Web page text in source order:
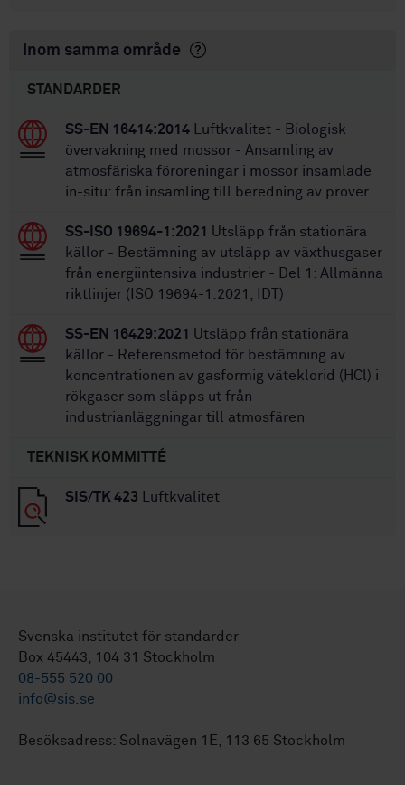
Inom samma område
STANDARDER
SS-EN 16414:2014 Luftkvalitet - Biologisk
övervakning med mossor - Ansamling av
atmosfäriska föroreningar i mossor insamlade
in-situ: från insamling till beredning av prover
SS-ISO 19694-1:2021
Utsläpp från stationära
källor - Bestämning av utsläpp av växthusgaser
från energiintensiva industrier - Del 1: Allmänna
riktlinjer (ISO 19694-1:2021, IDT)
SS-EN 16429:2021
Utsläpp från stationära
källor - Referensmetod för bestämning av
koncentrationen av gasformig väteklorid (HCl) i
rökgaser som släpps ut från
industrianläggningar till atmosfären
TEKNISK KOMMITTÉ
SIS/TK 423 Luftkvalitet
Svenska institutet för standarder
Box 45443, 104 31 Stockholm
08-555 520 00
info@sis.se
Besöksadress: Solnavägen 1E, 113 65 Stockholm